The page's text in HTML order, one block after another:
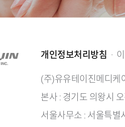
개인정보처리방침 ·
(주)유유테이진메디케
본사 : 경기도 의왕시
서울사무소 : 서울특별